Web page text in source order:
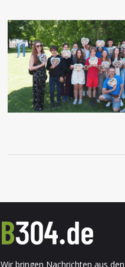
Wir bringen Nachrichten aus den